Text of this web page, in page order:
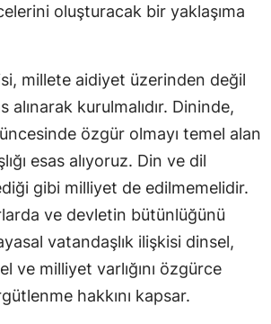
oluşturacak bir yaklaşıma
millete aidiyet üzerinden değil
alınarak kurulmalıdır. Dininde,
özgür olmayı temel alan
esas alıyoruz. Din ve dil
gibi milliyet de edilmemelidir.
ve devletin bütünlüğünü
vatandaşlık ilişkisi dinsel,
ve milliyet varlığını özgürce
hakkını kapsar.